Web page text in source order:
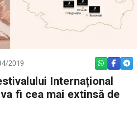
2019 WHATSAPP
Internațional
fi cea mai extinsă de